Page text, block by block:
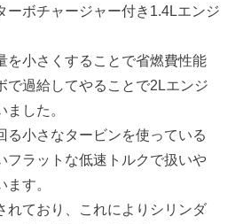
ーボチャージャー付き1.4Lエンジ
を小さくすることで省燃費性能
で過給してやることで2Lエンジ
した。
る小さなタービンを使っている
フラットな低速トルクで扱いや
す。
れており、これによりシリンダ